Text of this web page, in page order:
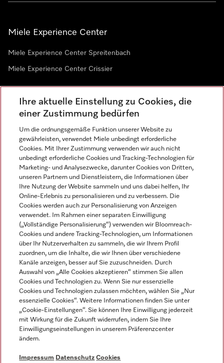
Miele Experience Center
Miele Experience Center Spreitenbach
Miele Experience Center Crissier
Newsletter
Sprache
DEUTSCH
Impressum
Datenschutz
Miele auf YoutubeMiele auf Instagram
Miele auf Facebook
Miele auf LinkedInMiele auf LinkedIn
Ihre aktuelle Einstellung zu Cookies, die
einer Zustimmung bedürfen
Um die ordnungsgemäße Funktion unserer Website zu
gewährleisten, verwendet Miele unbedingt erforderliche
Cookies. Mit Ihrer Zustimmung verwenden wir auch nicht
unbedingt erforderliche Cookies und Tracking-Technologien für
Marketing- und Analysezwecke, darunter Cookies von Dritten,
unseren Partnern und Dienstleistern, die Informationen über
Ihre Nutzung der Website sammeln und uns dabei helfen, Ihr
Online-Erlebnis zu personalisieren und zu verbessern. Die
Cookies werden auch zur Personalisierung von Anzeigen
verwendet. Im Rahmen einer separaten Einwilligung
(„Vollständige Personalisierung“) verwenden wir Bloomreach-
Cookies und andere Tracking-Technologien, um Informationen
über Ihr Nutzerverhalten zu sammeln, die wir Ihrem Profil
zuordnen, um die Inhalte, die wir Ihnen über verschiedene
Kanäle anzeigen, besser auf Sie zuzuschneiden. Durch
Auswahl von „Alle Cookies akzeptieren“ stimmen Sie allen
Cookies und Technologien zu. Wenn Sie nur essenzielle
Cookies und Technologien zulassen möchten, wählen Sie „Nur
essenzielle Cookies“. Weitere Informationen finden Sie unter
„Cookie-Einstellungen“. Sie können Ihre Einwilligung jederzeit
mit Wirkung für die Zukunft widerrufen, indem Sie Ihre
Einwilligungseinstellungen in unserem Präferenzcenter
ändern.
Impressum Datenschutz Cookies